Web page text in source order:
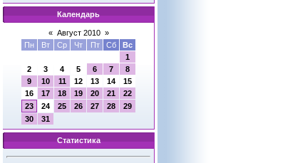
Календарь
« Август 2010 »
Пн
Вт Ср Чт Пт Сб
Вс
1
2
3 4 5 6 7
8
9
10 11 12 13 14
15
16
17 18 19 20 21
22
23
24 25 26 27 28
29
30
31
Статистика